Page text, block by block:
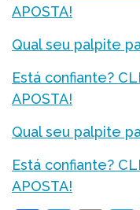
APOSTA!
Qual seu palpite
Está confiante?
APOSTA!
Qual seu palpite
Está confiante?
APOSTA!